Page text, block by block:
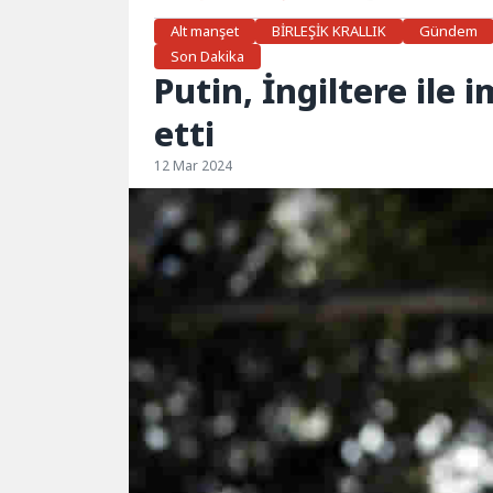
Alt manşet
BİRLEŞİK KRALLIK Gündem
Son Dakika
Putin, İngiltere ile
etti
12 Mar 2024